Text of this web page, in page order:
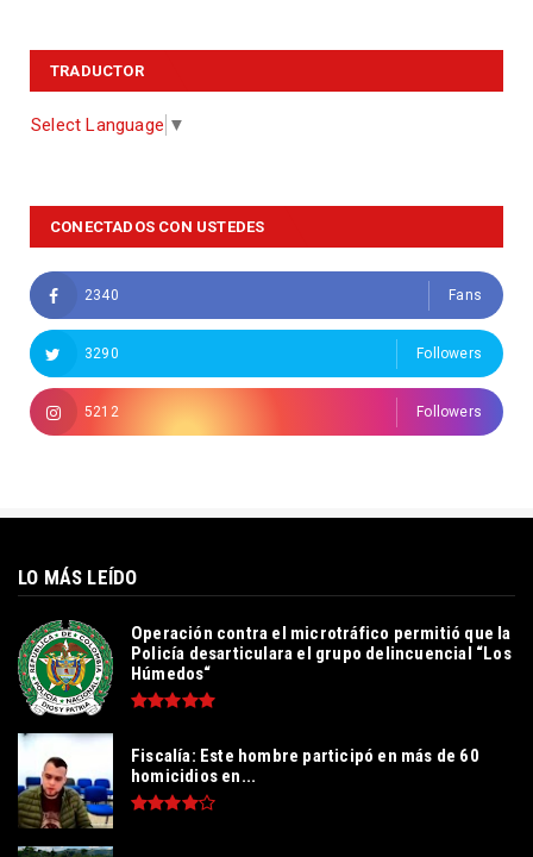
TRADUCTOR
Select Language ▼
CONECTADOS CON USTEDES
2340 Fans
3290 Followers
5212 Followers
LO MÁS LEÍDO
Operación contra el microtráfico permitió que la
Policía desarticulara el grupo delincuencial “Los
Húmedos“
Fiscalía: Este hombre participó en más de 60
homicidios en...